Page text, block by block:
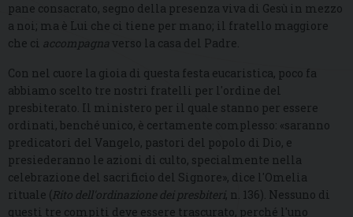
pane consacrato, segno della presenza viva di Gesù in mezzo
a noi; ma è Lui che ci tiene per mano; il fratello maggiore
che ci accompagna verso la casa del Padre.
Con nel cuore la gioia di questa festa eucaristica, poco fa
abbiamo scelto tre nostri fratelli per l'ordine del
presbiterato. Il ministero per il quale stanno per essere
ordinati, benché unico, è certamente complesso: «saranno
predicatori del Vangelo, pastori del popolo di Dio, e
presiederanno le azioni di culto, specialmente nella
celebrazione del sacrificio del Signore», dice l'Omelia
rituale (Rito dell'ordinazione dei presbiteri, n. 136). Nessuno di
questi tre compiti deve essere trascurato, perché l'uno